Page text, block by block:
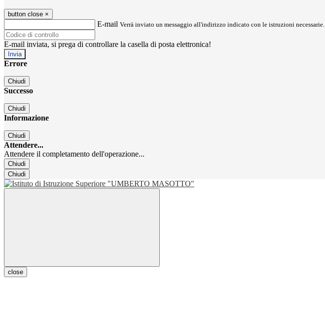
button close ×
E-mail Verrà inviato un messaggio all'indirizzo indicato con le istruzioni necessarie.
E-mail inviata, si prega di controllare la casella di posta elettronica!
Errore
Chiudi
Successo
Chiudi
Informazione
Chiudi
Attendere...
Attendere il completamento dell'operazione...
Chiudi
Chiudi
close